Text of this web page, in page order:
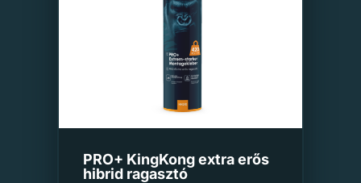
PRO+ KingKong extra erős
hibrid ragasztó